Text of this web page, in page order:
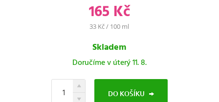
165 Kč
33 Kč / 100 ml
Skladem
Doručíme v úterý 11. 8.
DO KOŠÍKU